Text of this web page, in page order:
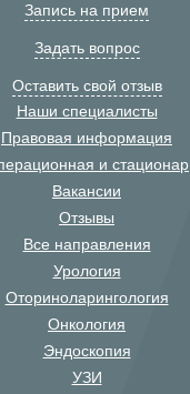
Запись на прием
Задать вопрос
Оставить свой отзыв
Наши специалисты
Правовая информация
и стационар
Вакансии
Отзывы
Все направления
Урология
Оториноларингология
Онкология
Эндоскопия
УЗИ